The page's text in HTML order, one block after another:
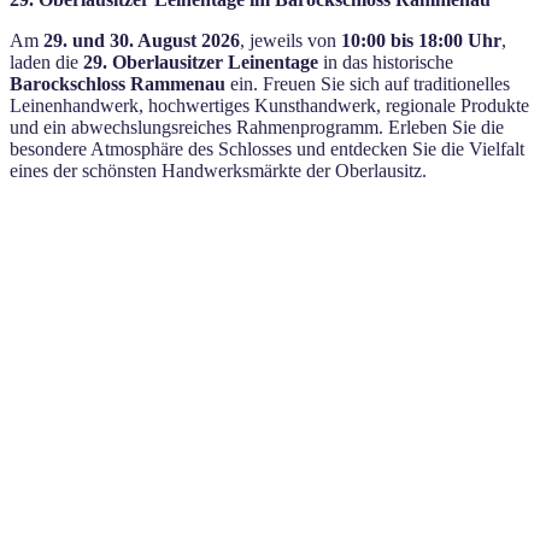
Am 29. und 30. August 2026, jeweils von 10:00 bis 18:00 Uhr,
laden die 29. Oberlausitzer Leinentage in das historische
Barockschloss Rammenau ein. Freuen Sie sich auf traditionelles
Leinenhandwerk, hochwertiges Kunsthandwerk, regionale Produkte
und ein abwechslungsreiches Rahmenprogramm. Erleben Sie die
besondere Atmosphäre des Schlosses und entdecken Sie die Vielfalt
eines der schönsten Handwerksmärkte der Oberlausitz.